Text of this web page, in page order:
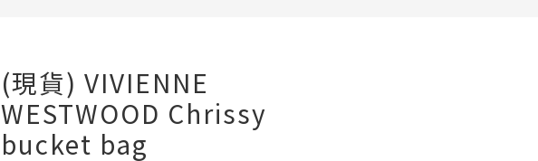
(現貨) VIVIENNE
WESTWOOD Chrissy
bucket bag